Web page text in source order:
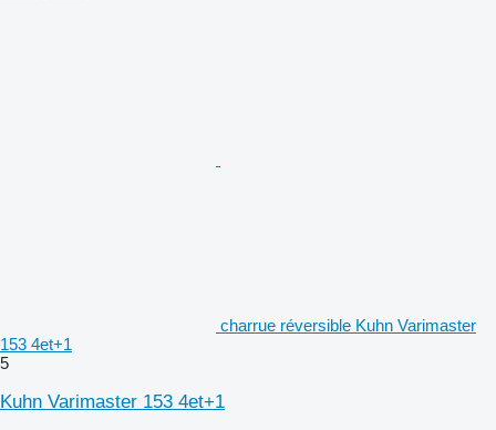
charrue réversible Kuhn Varimaster
153 4et+1
5
Kuhn Varimaster 153 4et+1